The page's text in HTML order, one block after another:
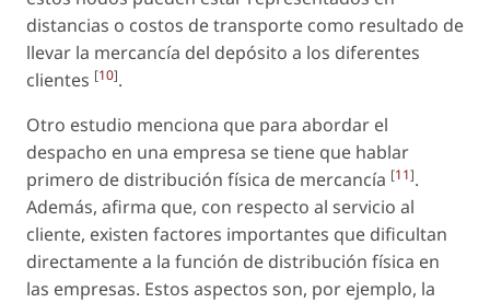
distancias o costos de transporte como resultado de
llevar la mercancía del depósito a los diferentes
clientes [10].
Otro estudio menciona que para abordar el
despacho en una empresa se tiene que hablar
primero de distribución física de mercancía [11].
Además, afirma que, con respecto al servicio al
cliente, existen factores importantes que dificultan
directamente a la función de distribución física en
las empresas. Estos aspectos son, por ejemplo, la